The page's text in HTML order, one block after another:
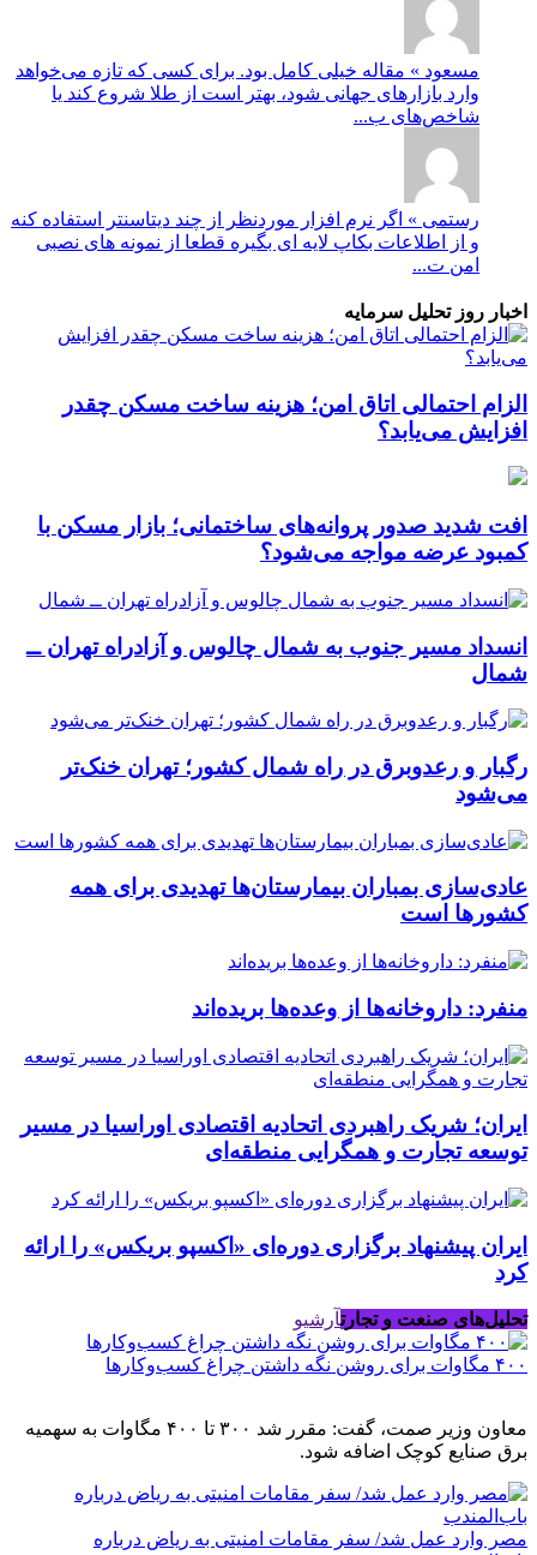
مسعود » مقاله خیلی کامل بود. برای کسی که تازه می‌خواهد
وارد بازارهای جهانی شود، بهتر است از طلا شروع کند یا
شاخص‌های ب...
رستمی » اگر نرم افزار موردنظر از چند دیتاسنتر استفاده کنه
و از اطلاعات بکاپ لایه ای بگیره قطعا از نمونه های نصبی
امن ت...
اخبار روز تحلیل سرمایه
الزام احتمالی اتاق امن؛ هزینه ساخت مسکن چقدر
افزایش می‌یابد؟
افت شدید صدور پروانه‌های ساختمانی؛ بازار مسکن با
کمبود عرضه مواجه می‌شود؟
انسداد مسیر جنوب به شمال چالوس و آزادراه تهران ــ
شمال
رگبار و رعدوبرق در راه شمال کشور؛ تهران خنک‌تر
می‌شود
عادی‌سازی بمباران بیمارستان‌ها تهدیدی برای همه
کشورها است
منفرد: داروخانه‌ها از وعده‌ها بریده‌اند
ایران؛ شریک راهبردی اتحادیه اقتصادی اوراسیا در مسیر
توسعه تجارت و همگرایی منطقه‌ای
ایران پیشنهاد برگزاری دوره‌ای «اکسپو بریکس» را ارائه
کرد
تحلیل‌های صنعت و تجارتآرشیو
۴۰۰ مگاوات برای روشن نگه داشتن چراغ کسب‌وکار‌ها
معاون وزیر صمت، گفت: مقرر شد ۳۰۰ تا ۴۰۰ مگاوات به سهمیه
برق صنایع کوچک اضافه شود.
مصر وارد عمل شد/ سفر مقامات امنیتی به ریاض درباره